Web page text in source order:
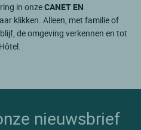
in onzeCANET EN
klikken. Alleen, met familie of
de omgeving verkennen en tot
nieuwsbrief